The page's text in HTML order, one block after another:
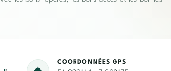
COORDONNÉES GPS